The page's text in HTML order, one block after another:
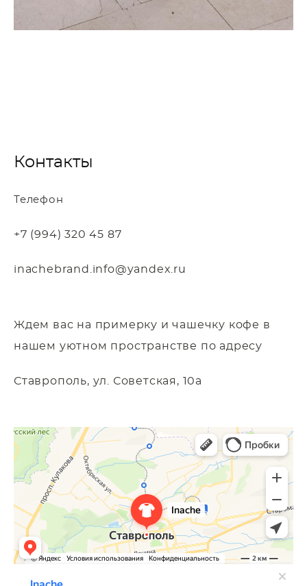
Контакты
Телефон
+7 (994) 320 45 87
inachebrand.info@yandex.ru
Ждем вас на примерку и чашечку кофе в
нашем уютном пространстве по адресу
Ставрополь, ул. Советская, 10а